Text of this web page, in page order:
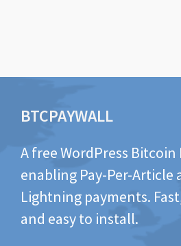
BTCPAYWALL
A free WordPress
enabling Pay-Per-Article
Lightning payments.
and easy to install.